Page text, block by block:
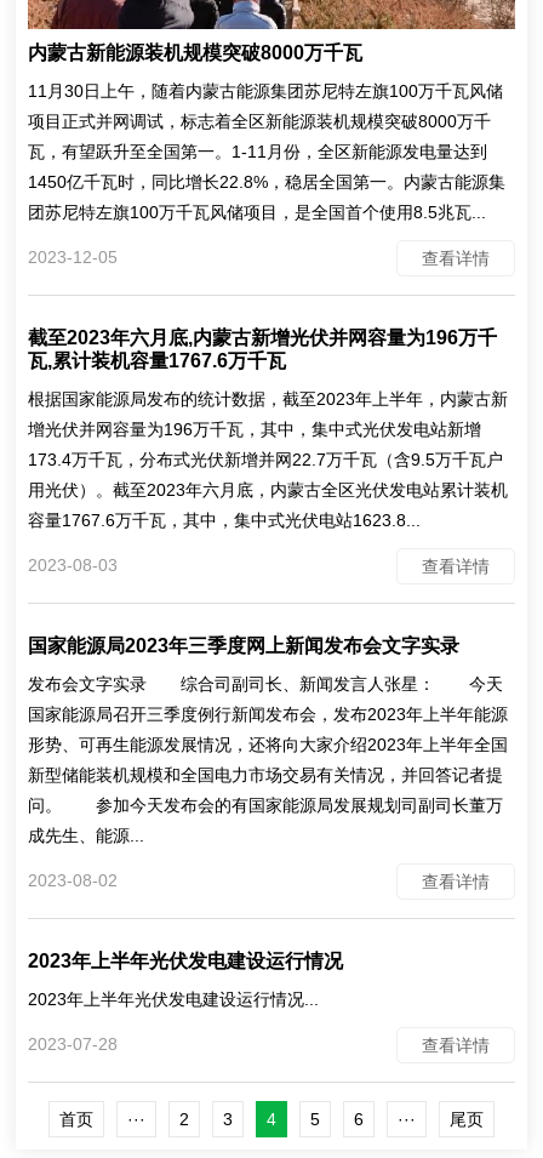
内蒙古新能源装机规模突破8000万千瓦
11月30日上午，随着内蒙古能源集团苏尼特左旗100万千瓦风储
项目正式并网调试，标志着全区新能源装机规模突破8000万千
瓦，有望跃升至全国第一。1-11月份，全区新能源发电量达到
1450亿千瓦时，同比增长22.8%，稳居全国第一。内蒙古能源集
团苏尼特左旗100万千瓦风储项目，是全国首个使用8.5兆瓦...
2023-12-05 查看详情
截至2023年六月底,内蒙古新增光伏并网容量为196万千
瓦,累计装机容量1767.6万千瓦
根据国家能源局发布的统计数据，截至2023年上半年，内蒙古新
增光伏并网容量为196万千瓦，其中，集中式光伏发电站新增
173.4万千瓦，分布式光伏新增并网22.7万千瓦（含9.5万千瓦户
用光伏）。截至2023年六月底，内蒙古全区光伏发电站累计装机
容量1767.6万千瓦，其中，集中式光伏电站1623.8...
2023-08-03 查看详情
国家能源局2023年三季度网上新闻发布会文字实录
发布会文字实录 综合司副司长、新闻发言人张星： 今天
国家能源局召开三季度例行新闻发布会，发布2023年上半年能源
形势、可再生能源发展情况，还将向大家介绍2023年上半年全国
新型储能装机规模和全国电力市场交易有关情况，并回答记者提
问。 参加今天发布会的有国家能源局发展规划司副司长董万
成先生、能源...
2023-08-02 查看详情
2023年上半年光伏发电建设运行情况
2023年上半年光伏发电建设运行情况...
2023-07-28 查看详情
首页 ··· 2 3 4 5 6 ··· 尾页